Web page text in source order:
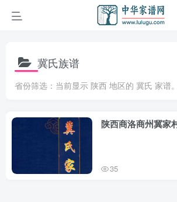
冀氏族谱
省份筛选：当前显示 陕西 地区的 冀氏 家谱。
陕西商洛商州冀家
35